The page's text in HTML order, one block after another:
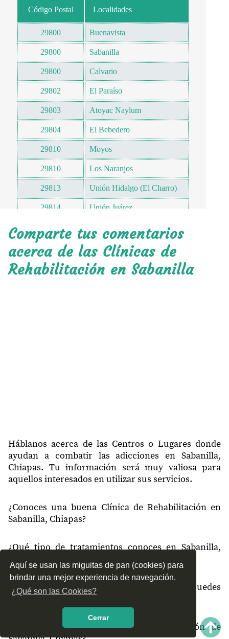
Aquí se usan las miguitas de pan (cookies) para
brindar una mejor experiencia de navegación.
¿Qué son las Cookies?
Cerrar
Código Postal Localidades
29800 Buenavista
29800 Sabanilla
29800 Calvario
29802 El Paraíso
29803 Atoyac Naylum
29804 El Bebedero
29810 Moyos
29810 Los Naranjos
29813 Unión Hidalgo (El Charro)
29814 Unión Juárez
Cristóbal Colon
29815 Quintana Roo
Comparte tus comentarios
acerca de las Clínicas de
Rehabilitación en Sabanilla
Háblanos acerca de las Centros o Lugares donde
ayudan a combatir las adicciones en Sabanilla,
Chiapas. Tu información será muy valiosa para
aquellos interesados en utilizar sus servicios.
¿Conoces una buena Clínica de Rehabilitación en
Sabanilla, Chiapas?
¿Qué tipo de tratamientos conoces en Sabanilla,
Chiapas?
¿Cómo es el servicio de las Clínicas que puedes
encontrar en Sabanilla, Chiapas?
¿Recomiendas las Clínicas de Rehabilitación de